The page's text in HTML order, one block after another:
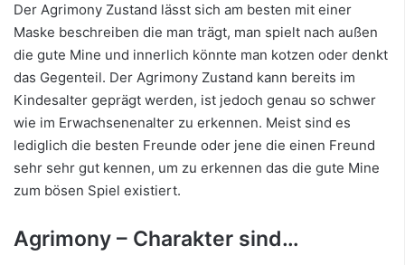
Der Agrimony Zustand lässt sich am besten mit einer
Maske beschreiben die man trägt, man spielt nach außen
die gute Mine und innerlich könnte man kotzen oder denkt
das Gegenteil. Der Agrimony Zustand kann bereits im
Kindesalter geprägt werden, ist jedoch genau so schwer
wie im Erwachsenenalter zu erkennen. Meist sind es
lediglich die besten Freunde oder jene die einen Freund
sehr sehr gut kennen, um zu erkennen das die gute Mine
zum bösen Spiel existiert.
Agrimony – Charakter sind…